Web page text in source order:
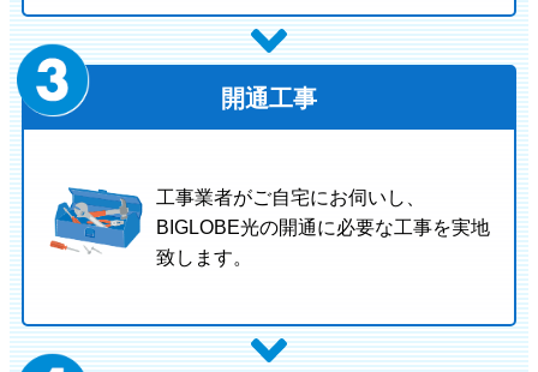
開通工事
工事業者がご自宅にお伺いし、
BIGLOBE光の開通に必要な工事を実地
致します。